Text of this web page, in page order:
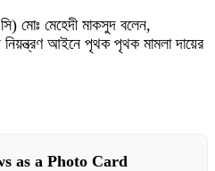
মোঃ মেহেদী মাকসুদ বলেন,
আইনে পৃথক পৃথক মামলা দায়ের
as a Photo Card